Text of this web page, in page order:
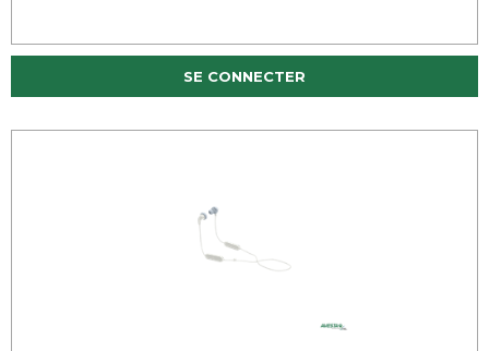
SE CONNECTER